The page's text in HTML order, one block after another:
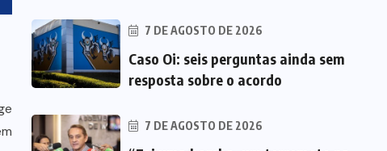
7 DE AGOSTO DE 2026
Caso Oi: seis perguntas ainda sem
resposta sobre o acordo
7 DE AGOSTO DE 2026